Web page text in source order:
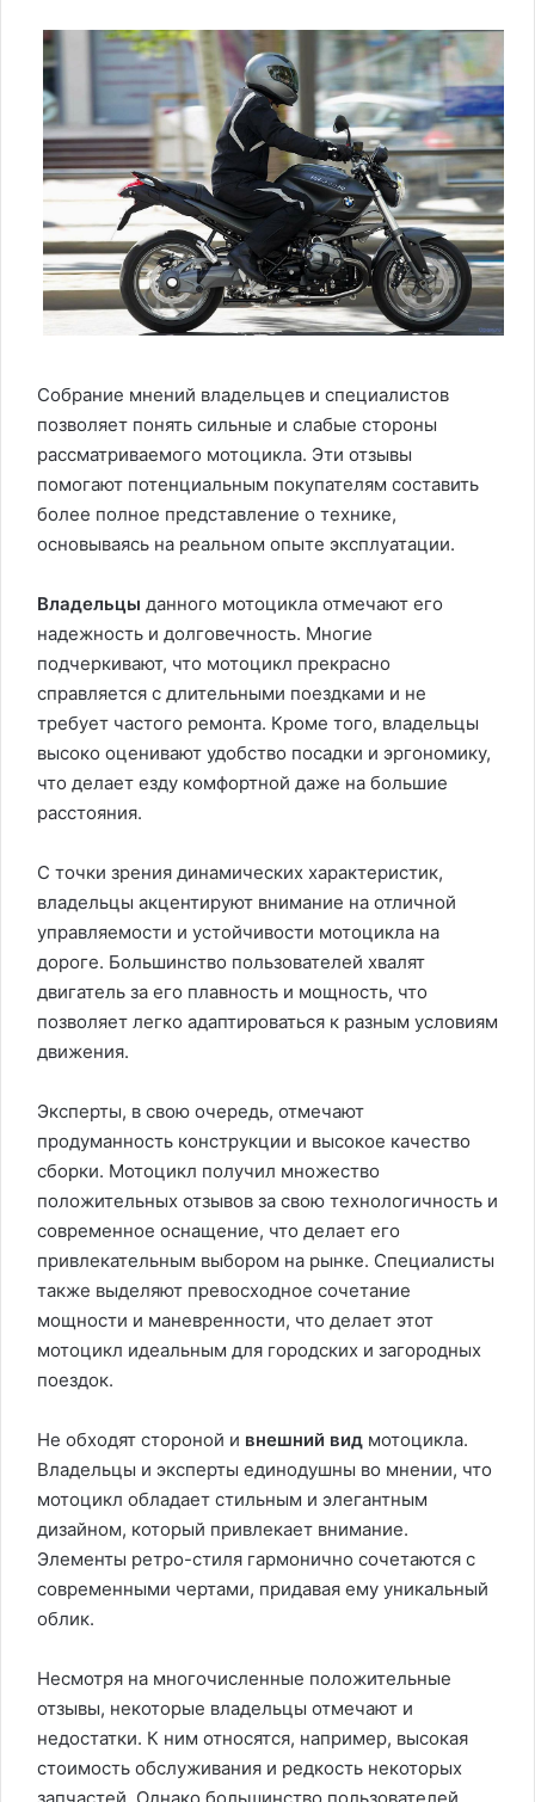
Собрание мнений владельцев и специалистов
позволяет понять сильные и слабые стороны
рассматриваемого мотоцикла. Эти отзывы
помогают потенциальным покупателям составить
более полное представление о технике,
основываясь на реальном опыте эксплуатации.
Владельцы данного мотоцикла отмечают его
надежность и долговечность. Многие
подчеркивают, что мотоцикл прекрасно
справляется с длительными поездками и не
требует частого ремонта. Кроме того, владельцы
высоко оценивают удобство посадки и эргономику,
что делает езду комфортной даже на большие
расстояния.
С точки зрения динамических характеристик,
владельцы акцентируют внимание на отличной
управляемости и устойчивости мотоцикла на
дороге. Большинство пользователей хвалят
двигатель за его плавность и мощность, что
позволяет легко адаптироваться к разным условиям
движения.
Эксперты, в свою очередь, отмечают
продуманность конструкции и высокое качество
сборки. Мотоцикл получил множество
положительных отзывов за свою технологичность и
современное оснащение, что делает его
привлекательным выбором на рынке. Специалисты
также выделяют превосходное сочетание
мощности и маневренности, что делает этот
мотоцикл идеальным для городских и загородных
поездок.
Не обходят стороной и внешний вид мотоцикла.
Владельцы и эксперты единодушны во мнении, что
мотоцикл обладает стильным и элегантным
дизайном, который привлекает внимание.
Элементы ретро-стиля гармонично сочетаются с
современными чертами, придавая ему уникальный
облик.
Несмотря на многочисленные положительные
отзывы, некоторые владельцы отмечают и
недостатки. К ним относятся, например, высокая
стоимость обслуживания и редкость некоторых